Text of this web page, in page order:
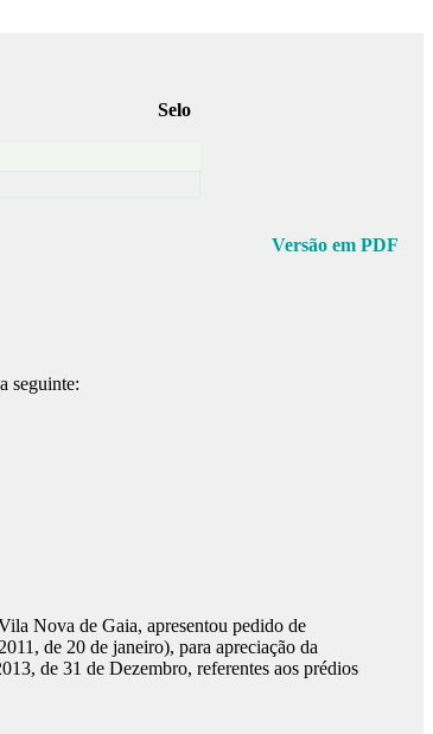
Selo
Versão em PDF
seguinte:
Nova de Gaia, apresentou pedido de
de 20 de janeiro), para apreciação da
de 31 de Dezembro, referentes aos prédios